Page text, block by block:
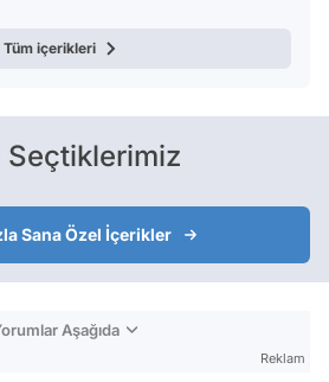
Tüm içerikleri
Seçtiklerimiz
Sana Özel İçerikler
Aşağıda
Reklam